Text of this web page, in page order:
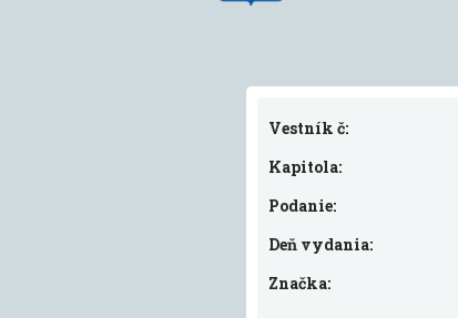
Vestník č:
Kapitola:
Podanie:
Deň vydania:
Značka: